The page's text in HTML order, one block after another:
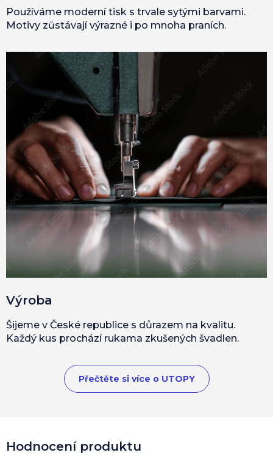
Hodnocení produktu
Používáme moderní tisk s trvale sytými barvami.
Motivy zůstávají výrazné i po mnoha praních.
Výroba
Šijeme v České republice s důrazem na kvalitu.
Každý kus prochází rukama zkušených švadlen.
Přečtěte si více o UTOPY